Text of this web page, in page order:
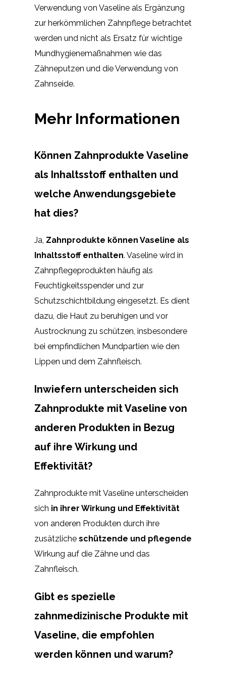
Verwendung von Vaseline als Ergänzung
zur herkömmlichen Zahnpflege betrachtet
werden und nicht als Ersatz für wichtige
Mundhygienemaßnahmen wie das
Zähneputzen und die Verwendung von
Zahnseide.
Mehr Informationen
Können Zahnprodukte Vaseline
als Inhaltsstoff enthalten und
welche Anwendungsgebiete
hat dies?
Ja, Zahnprodukte können Vaseline als
Inhaltsstoff enthalten. Vaseline wird in
Zahnpflegeprodukten häufig als
Feuchtigkeitsspender und zur
Schutzschichtbildung eingesetzt. Es dient
dazu, die Haut zu beruhigen und vor
Austrocknung zu schützen, insbesondere
bei empfindlichen Mundpartien wie den
Lippen und dem Zahnfleisch.
Inwiefern unterscheiden sich
Zahnprodukte mit Vaseline von
anderen Produkten in Bezug
auf ihre Wirkung und
Effektivität?
Zahnprodukte mit Vaseline unterscheiden
sich in ihrer Wirkung und Effektivität
von anderen Produkten durch ihre
zusätzliche schützende und pflegende
Wirkung auf die Zähne und das
Zahnfleisch.
Gibt es spezielle
zahnmedizinische Produkte mit
Vaseline, die empfohlen
werden können und warum?